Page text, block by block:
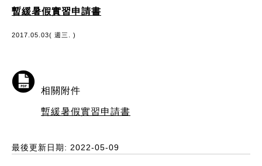
暫緩暑假實習申請書
2017.05.03( 週三. )
相關附件
暫緩暑假實習申請書
最後更新日期: 2022-05-09